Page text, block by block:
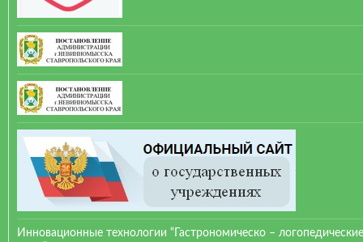
Инновационные технологии “Гастрономическо – логопедические